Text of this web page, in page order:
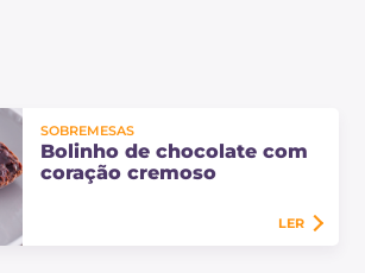
durante cinco anos, pelas
com Cesare Battisti no Ratanà em
isto antes de se dedicar à formação
devido ao seu reconhecimento
e meticulosidade não
pasteleiro, mas também como chef.
SOBREMESAS
Bolinho de chocolate com
coração cremoso
LER